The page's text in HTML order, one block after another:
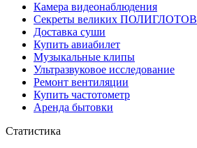
Камера видеонаблюдения
Секреты великих ПОЛИГЛОТОВ
Доставка суши
Купить авиабилет
Музыкальные клипы
Ультразвуковое исследование
Ремонт вентиляции
Купить частотометр
Аренда бытовки
Статистика